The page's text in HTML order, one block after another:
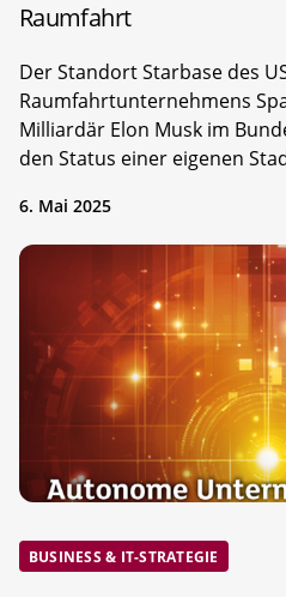
Raumfahrt
Der Standort Starbase des
Raumfahrtunternehmens
Milliardär Elon Musk im
den Status einer eigenen
6. Mai 2025
BUSINESS & IT-STRATEGIE